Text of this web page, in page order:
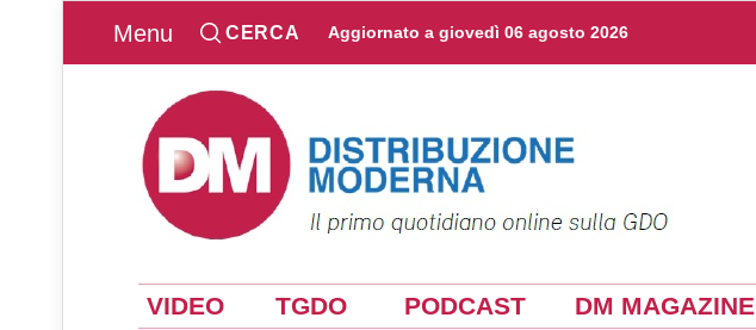
Menu CERCA Aggiornato a giovedì 06 agosto 2026
VIDEO TGDO PODCAST DM MAGAZINE